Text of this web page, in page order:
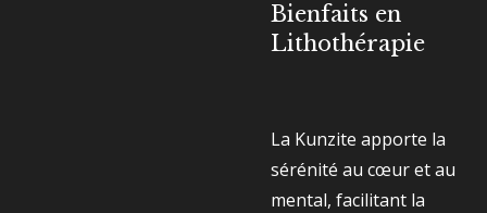
Bienfaits en
Lithothérapie
La Kunzite apporte la
sérénité au cœur et au
mental, facilitant la